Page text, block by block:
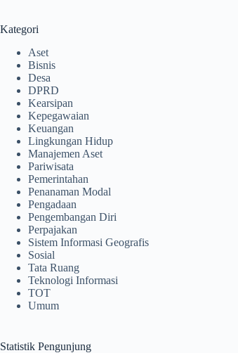
Kategori
Aset
Bisnis
Desa
DPRD
Kearsipan
Kepegawaian
Keuangan
Lingkungan Hidup
Manajemen Aset
Pariwisata
Pemerintahan
Penanaman Modal
Pengadaan
Pengembangan Diri
Perpajakan
Sistem Informasi Geografis
Sosial
Tata Ruang
Teknologi Informasi
TOT
Umum
Statistik Pengunjung